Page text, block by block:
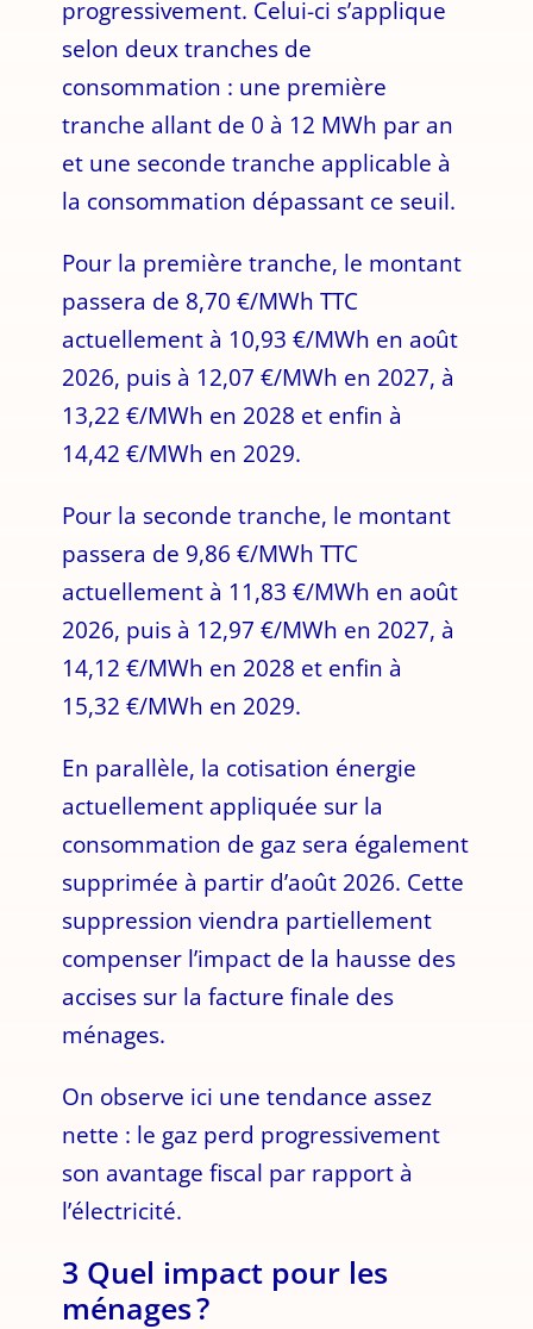
progressivement. Celui-ci s’applique
selon deux tranches de
consommation : une première
tranche allant de 0 à 12 MWh par an
et une seconde tranche applicable à
la consommation dépassant ce seuil.
Pour la première tranche, le montant
passera de 8,70 €/MWh TTC
actuellement à 10,93 €/MWh en août
2026, puis à 12,07 €/MWh en 2027, à
13,22 €/MWh en 2028 et enfin à
14,42 €/MWh en 2029.
Pour la seconde tranche, le montant
passera de 9,86 €/MWh TTC
actuellement à 11,83 €/MWh en août
2026, puis à 12,97 €/MWh en 2027, à
14,12 €/MWh en 2028 et enfin à
15,32 €/MWh en 2029.
En parallèle, la cotisation énergie
actuellement appliquée sur la
consommation de gaz sera également
supprimée à partir d’août 2026. Cette
suppression viendra partiellement
compenser l’impact de la hausse des
accises sur la facture finale des
ménages.
On observe ici une tendance assez
nette : le gaz perd progressivement
son avantage fiscal par rapport à
l’électricité.
3 Quel impact pour les
ménages ?